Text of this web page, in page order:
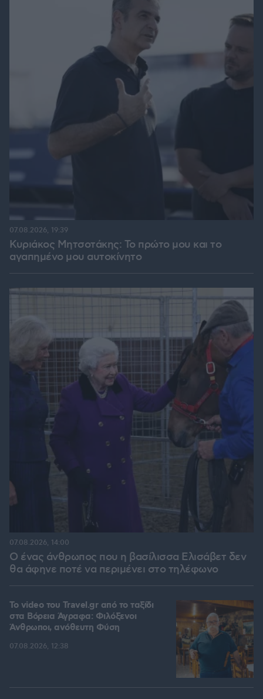
Κυριάκος Μητσοτάκης: Το πρώτο μου και το
αγαπημένο μου αυτοκίνητο
07.08.2026, 19:39
Ο ένας άνθρωπος που η βασίλισσα Ελισάβετ δεν
θα άφηνε ποτέ να περιμένει στο τηλέφωνο
07.08.2026, 14:00
To video του Travel.gr από το ταξίδι
στα Βόρεια Άγραφα: Φιλόξενοι
Άνθρωποι, ανόθευτη Φύση
07.08.2026, 12:38